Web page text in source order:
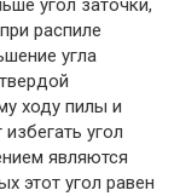
угол заточки,
распиле
угла
ходу пилы и
угол
являются
этот угол равен